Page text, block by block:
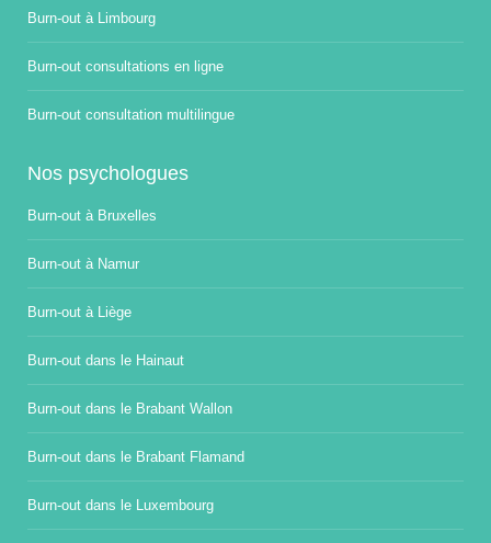
Burn-out à Limbourg
Burn-out consultations en ligne
Burn-out consultation multilingue
Nos psychologues
Burn-out à Bruxelles
Burn-out à Namur
Burn-out à Liège
Burn-out dans le Hainaut
Burn-out dans le Brabant Wallon
Burn-out dans le Brabant Flamand
Burn-out dans le Luxembourg